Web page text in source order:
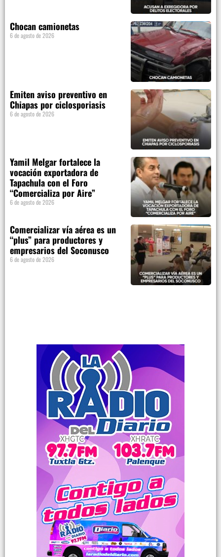
Chocan camionetas
6 de agosto de 2026
Emiten aviso preventivo en
Chiapas por ciclosporiasis
6 de agosto de 2026
Yamil Melgar fortalece la
vocación exportadora de
Tapachula con el Foro
“Comercializa por Aire”
6 de agosto de 2026
Comercializar vía aérea es un
“plus” para productores y
empresarios del Soconusco
6 de agosto de 2026